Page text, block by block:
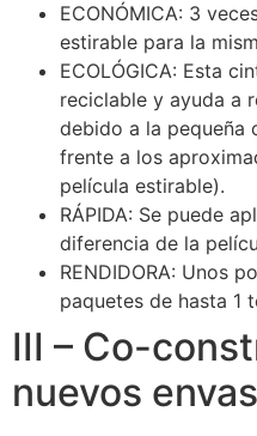
ECONÓMICA: 3
estirable para la
ECOLÓGICA: Esta
reciclable y ayuda a
debido a la pequeña
frente a los
película estirable).
RÁPIDA: Se puede
diferencia de la
RENDIDORA: Unos
paquetes de hasta 1
III – Co-
nuevos